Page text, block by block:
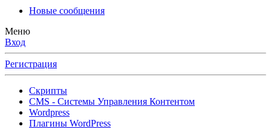
Новые сообщения
Меню
Вход
Регистрация
Скрипты
CMS - Системы Управления Контентом
Wordpress
Плагины WordPress